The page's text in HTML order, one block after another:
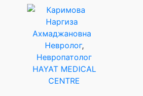
Невролог,
Невропатолог
HAYAT MEDICAL
CENTRE